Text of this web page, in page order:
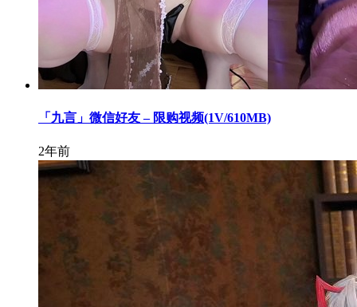
「九言」微信好友 – 限购视频(1V/610MB)
2年前